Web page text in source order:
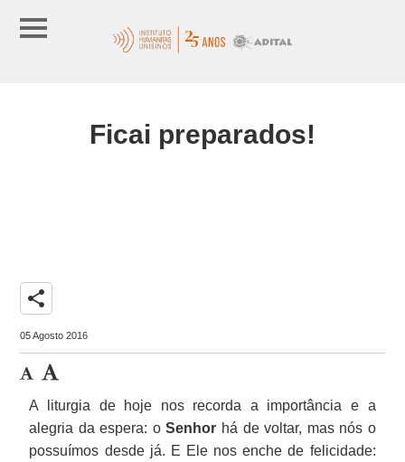
Ficai preparados!
share
05 Agosto 2016
A liturgia de hoje nos recorda a importância e a
alegria da espera: oSenhor há de voltar, mas nós o
possuímos desde já. E Ele nos enche de felicidade: